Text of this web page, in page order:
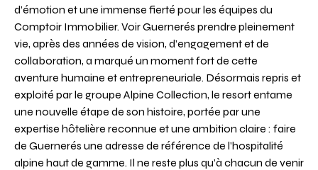
d’émotion et une immense fierté pour les équipes du
Comptoir Immobilier. Voir Guernerés prendre pleinement
vie, après des années de vision, d’engagement et de
collaboration, a marqué un moment fort de cette
aventure humaine et entrepreneuriale. Désormais repris et
exploité par le groupe Alpine Collection, le resort entame
une nouvelle étape de son histoire, portée par une
expertise hôtelière reconnue et une ambition claire : faire
de Guernerés une adresse de référence de l’hospitalité
alpine haut de gamme. Il ne reste plus qu’à chacun de venir